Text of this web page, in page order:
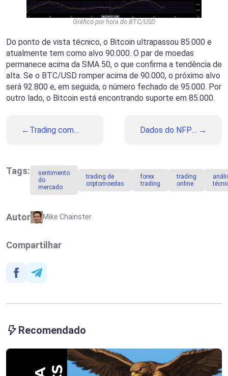
Gráfico por hora do BTC/USD
Do ponto de vista técnico, o Bitcoin ultrapassou 85.000 e
atualmente tem como alvo 90.000. O par de moedas
permanece acima da SMA 50, o que confirma a tendência de
alta. Se o BTC/USD romper acima de 90.000, o próximo alvo
será 92.800 e, em seguida, o número fechado de 95.000. Por
outro lado, o Bitcoin está encontrando suporte em 85.000.
Trading com
saber sobre
esse método
de negociação
Dados do NFP
Mercado de
Trabalho
Tags:
sentimento
do
mercado
trading de
criptomoedas
forex
trading
trading
online
Autor Mike Chainster
Compartilhar
Recomendado